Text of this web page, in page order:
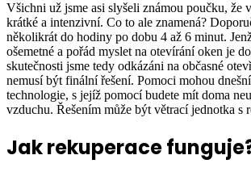
Všichni už jsme asi slyšeli známou poučku, že
krátké a intenzivní. Co to ale znamená?
několikrát do hodiny po dobu 4 až 6 minut.
ošemetné a pořád myslet na otevírání oken je
skutečnosti jsme tedy odkázáni na občasné
nemusí být finální řešení. Pomoci mohou
technologie, s jejíž pomocí budete mít doma
vzduchu. Řešením může být větrací jednotka s
Jak rekuperace